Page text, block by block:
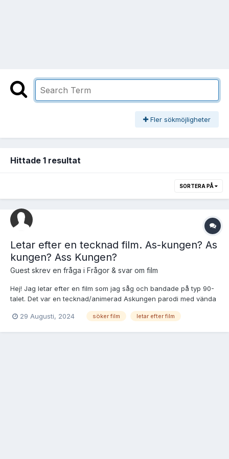
Fler sökmöjligheter
Hittade 1 resultat
SORTERA PÅ
Letar efter en tecknad film. As-kungen? As
kungen? Ass Kungen?
Guest skrev en fråga i Frågor & svar om film
Hej! Jag letar efter en film som jag såg och bandade på typ 90-
talet. Det var en tecknad/animerad Askungen parodi med vända
balen/festen osv). Jag kommer ihåg att Askungen var kallad As-
29 Augusti, 2024 söker film letar efter film